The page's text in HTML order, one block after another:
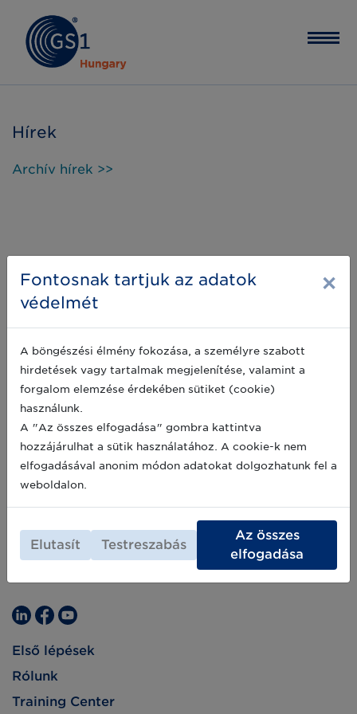
Hírek
Archív hírek >>
Első lépések
Rólunk
Training Center
Fontosnak tartjuk az adatok
védelmét
×
A böngészési élmény fokozása, a személyre szabott
hirdetések vagy tartalmak megjelenítése, valamint a
forgalom elemzése érdekében sütiket (cookie)
használunk.
A "Az összes elfogadása" gombra kattintva
hozzájárulhat a sütik használatához. A cookie-k nem
elfogadásával anonim módon adatokat dolgozhatunk fel a
weboldalon.
Elutasít Testreszabás
Az összes
elfogadása